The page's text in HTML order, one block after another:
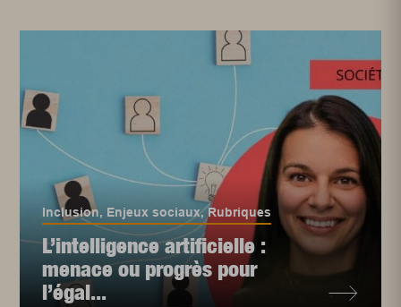
Inclusion, Enjeux sociaux,Rubriques
L’intelligence artificielle :
menace ou progrès pour
l’égal...